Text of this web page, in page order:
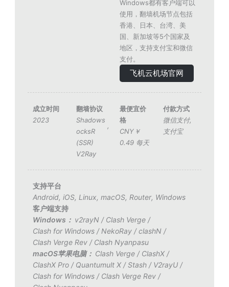
Windows都有客户端可以
使用，翻墙机场节点包括
香港、日本、台湾、美
国、新加坡等5个国家及
地区，支持支付宝和微信
支付。
飞机云机场官网
成立时间
2023
翻墙协议
Shadows
ocksR
(SSR)
,
V2Ray
最便宜价
格
CNY￥
0.49 每天
付款方式
微信支付,
支付宝
支持平台
Android,iOS, Linux,macOS, Router, Windows
客户端支持
Windows： v2rayN / Clash Verge /
Clash for Windows / NekoRay /clashN /
Clash Verge Rev / Clash Nyanpasu
macOS苹果电脑： Clash Verge / ClashX /
ClashX Pro / Quantumult X /Stash / V2rayU /
Clash for Windows / Clash Verge Rev /